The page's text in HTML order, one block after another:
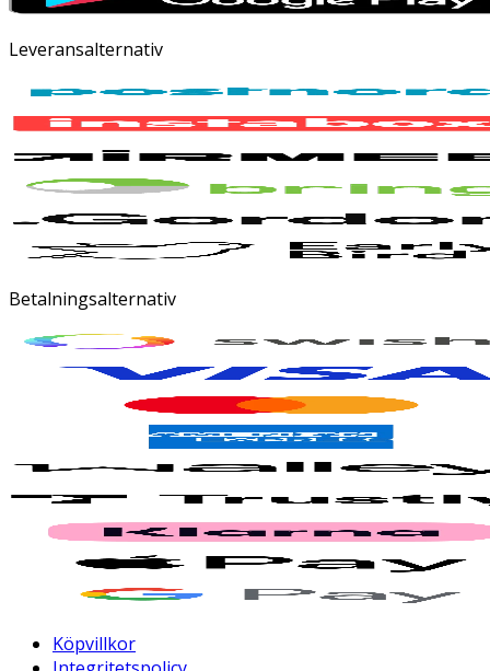
Leveransalternativ
Betalningsalternativ
Köpvillkor